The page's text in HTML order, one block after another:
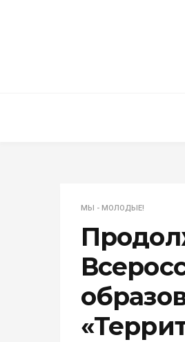
МЫ - МОЛОДЫЕ!